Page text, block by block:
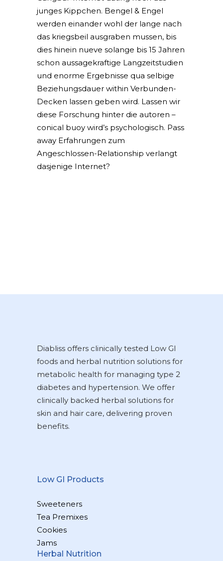
junges Kippchen. Bengel & Engel
werden einander wohl der lange nach
das kriegsbeil ausgraben mussen, bis
dies hinein nueve solange bis 15 Jahren
schon aussagekraftige Langzeitstudien
und enorme Ergebnisse qua selbige
Beziehungsdauer within Verbunden-
Decken lassen geben wird. Lassen wir
diese Forschung hinter die autoren –
conical buoy wird’s psychologisch. Pass
away Erfahrungen zum
Angeschlossen-Relationship verlangt
dasjenige Internet?
Diabliss offers clinically tested Low GI
foods and herbal nutrition solutions for
metabolic health for managing type 2
diabetes and hypertension. We offer
clinically backed herbal solutions for
skin and hair care, delivering proven
benefits.
Low GI Products
Sweeteners
Tea Premixes
Cookies
Jams
Herbal Nutrition